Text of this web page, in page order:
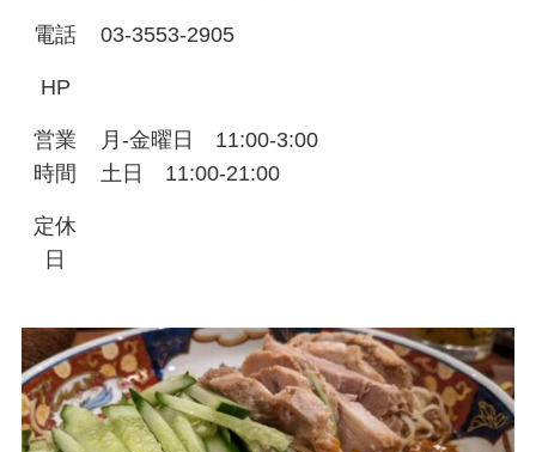
電話 03-3553-2905
HP
営業
時間
月-金曜日 11:00-3:00
土日 11:00-21:00
定休
日